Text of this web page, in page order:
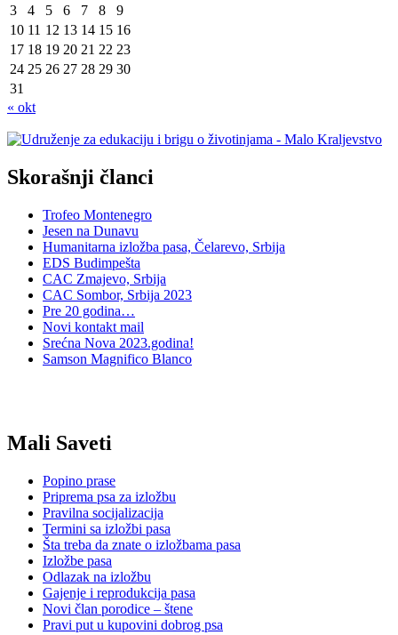
3
4 5 6 7 8
9
10 11 12 13 14 15 16
17 18 19 20 21 22 23
24 25 26 27 28 29 30
31
« okt
Skorašnji članci
Trofeo Montenegro
Jesen na Dunavu
Humanitarna izložba pasa, Čelarevo, Srbija
EDS Budimpešta
CAC Zmajevo, Srbija
CAC Sombor, Srbija 2023
Pre 20 godina…
Novi kontakt mail
Srećna Nova 2023.godina!
Samson Magnifico Blanco
Mali Saveti
Popino prase
Priprema psa za izložbu
Pravilna socijalizacija
Termini sa izložbi pasa
Šta treba da znate o izložbama pasa
Izložbe pasa
Odlazak na izložbu
Gajenje i reprodukcija pasa
Novi član porodice – štene
Pravi put u kupovini dobrog psa